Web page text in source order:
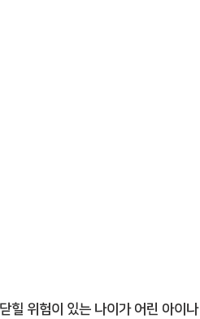
힐 위험이 있는 나이가 어린 아이